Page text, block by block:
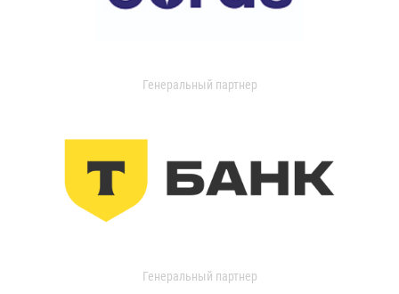
Генеральный партнер
Генеральный партнер